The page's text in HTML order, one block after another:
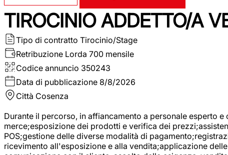
TIROCINIO ADDETTO/A
Tipo di contratto Tirocinio/Stage
Retribuzione Lorda 700 mensile
Codice annuncio 350243
Data di pubblicazione 8/8/2026
Città Cosenza
Durante il percorso, in affiancamento a personale esperto
merce;esposizione dei prodotti e verifica dei
POS;gestione delle diverse modalità di
ricevimento all'esposizione e alla vendita;applicazione